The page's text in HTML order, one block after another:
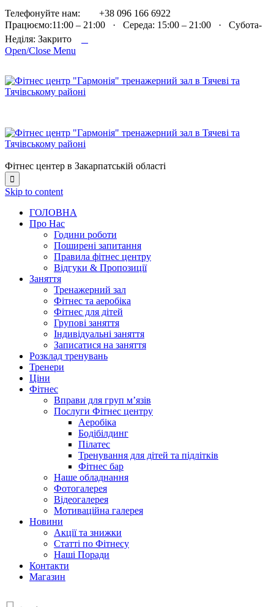
Телефонуйте нам:
+38 096 166 6922
Працюємо:11:00 – 21:00 · Середа: 15:00 – 21:00 · Субота-
Неділя: Закрито
Open/Close Menu
Фітнес центер в Закарпатській області

Skip to content
ГОЛОВНА
Про Нас
Години роботи
Поширені запитання
Правила фітнес центру
Відгуки & Пропозиції
Заняття
Тренажерний зал
Фітнес та аеробіка
Фітнес для дітей
Групові заняття
Індивідуальні заняття
Записатися на заняття
Розклад тренувань
Тренери
Ціни
Фітнес
Вправи для груп м’язів
Послуги Фітнес центру
Аеробіка
Бодібілдинг
Пілатес
Тренування для дітей та підлітків
Фітнес бар
Наше обладнання
Фотогалерея
Відеогалерея
Мотиваційна галерея
Новини
Акції та знижки
Статті по Фітнесу
Наші Поради
Контакти
Магазин